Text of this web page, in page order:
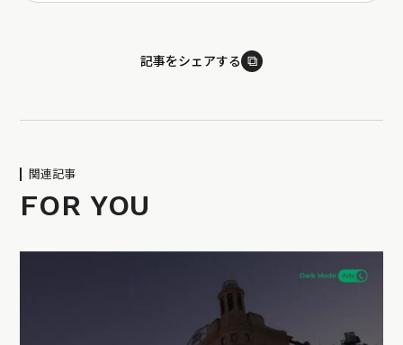
記事をシェアする ⧉
関連記事
FOR YOU